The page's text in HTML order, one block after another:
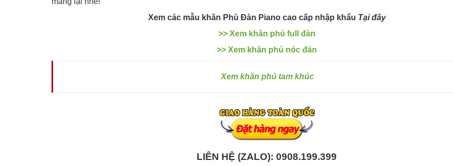
Xem các mẫu khăn Phù Đàn Piano cao cấp nhập khẩu Tại đây
>> Xem khăn phủ full đàn
>> Xem khăn phủ nóc đàn
Xem khăn phủ tam khúc
LIÊN HỆ (ZALO): 0908.199.399